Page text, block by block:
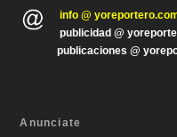
info @
publicidad @
publicaciones @
Anunciate